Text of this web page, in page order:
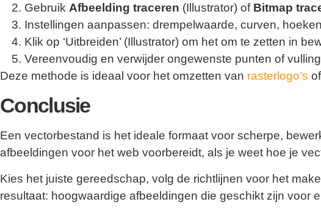
Gebruik Afbeelding traceren (Illustrator) of Bitmap
Instellingen aanpassen: drempelwaarde, curven,
Klik op ‘Uitbreiden’ (Illustrator) om het om te zetten in
Vereenvoudig en verwijder ongewenste punten of
Deze methode is ideaal voor het omzetten van rasterlogo’s
Conclusie
Een vectorbestand is het ideale formaat voor scherpe,
afbeeldingen voor het web voorbereidt, als je weet hoe je
Kies het juiste gereedschap, volg de richtlijnen voor het
resultaat: hoogwaardige afbeeldingen die geschikt zijn voor